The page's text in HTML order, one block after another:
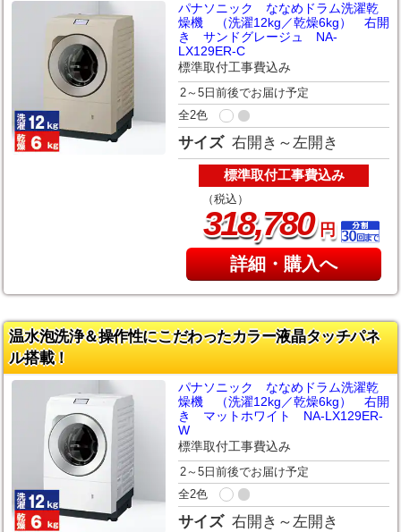
パナソニック ななめドラム洗濯乾
燥機 （洗濯12kg／乾燥6kg） 右開
き サンドグレージュ NA-
LX129ER-C
標準取付工事費込み
2～5日前後でお届け予定
全2色
サイズ 右開き～左開き
標準取付工事費込み
（税込）
318,780円
詳細・購入へ
温水泡洗浄＆操作性にこだわったカラー液晶タッチパネ
ル搭載！
パナソニック ななめドラム洗濯乾
燥機 （洗濯12kg／乾燥6kg） 右開
き マットホワイト NA-LX129ER-
W
標準取付工事費込み
2～5日前後でお届け予定
全2色
サイズ 右開き～左開き